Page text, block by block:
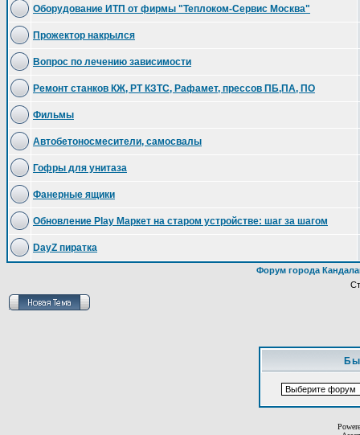
Оборудование ИТП от фирмы "Теплоком-Сервис Москва"
Прожектор накрылся
Вопрос по лечению зависимости
Ремонт станков КЖ, РТ КЗТС, Рафамет, прессов ПБ,ПА, ПО
Фильмы
Автобетоносмесители, самосвалы
Гофры для унитаза
Фанерные ящики
Обновление Play Маркет на старом устройстве: шаг за шагом
DayZ пиратка
Форум города